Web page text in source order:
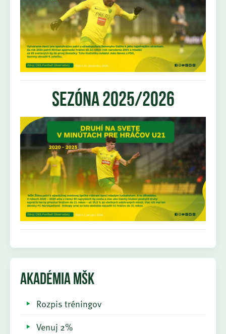
sezóna 2025/2026
AKADÉMIA MŠK
Rozpis tréningov
Venuj 2%